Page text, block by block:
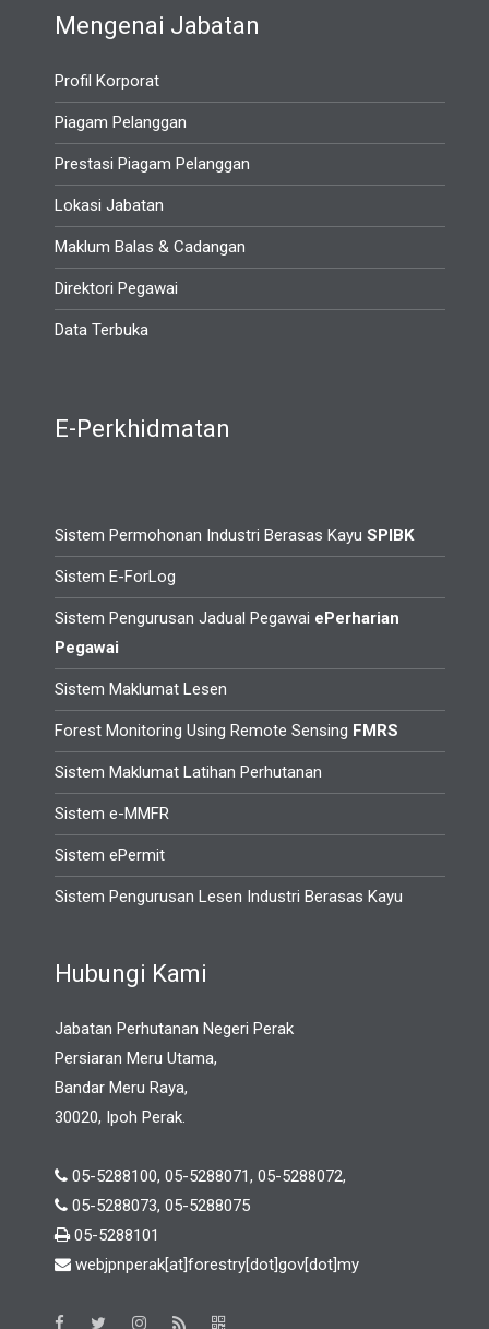
Mengenai Jabatan
Profil Korporat
Piagam Pelanggan
Prestasi Piagam Pelanggan
Lokasi Jabatan
Maklum Balas & Cadangan
Direktori Pegawai
Data Terbuka
E-Perkhidmatan
Sistem Permohonan Industri Berasas Kayu SPIBK
Sistem E-ForLog
Sistem Pengurusan Jadual Pegawai ePerharian
Pegawai
Sistem Maklumat Lesen
Forest Monitoring Using Remote Sensing FMRS
Sistem Maklumat Latihan Perhutanan
Sistem e-MMFR
Sistem ePermit
Sistem Pengurusan Lesen Industri Berasas Kayu
Hubungi Kami
Jabatan Perhutanan Negeri Perak
Persiaran Meru Utama,
Bandar Meru Raya,
30020, Ipoh Perak.
05-5288100, 05-5288071, 05-5288072,
05-5288073, 05-5288075
05-5288101
webjpnperak[at]forestry[dot]gov[dot]my